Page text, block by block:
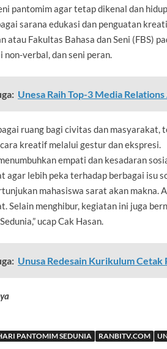
pantomim agar tetap dikenal dan
sarana edukasi dan penguatan
atau Fakultas Bahasa dan Seni (FBS)
non-verbal, dan seni peran.
Unesa Raih Top-3 Media
ruang bagi civitas dan
kreatif melalui gestur dan ekspresi.
empati dan kesadaran
agar lebih peka terhadap berbagai isu
mahasiswa sarat akan makna.
Selain menghibur, kegiatan ini juga
ucap Cak Hasan.
Unusa Redesain Kurikulum Cetak
PANTOMIM SEDUNIA RANBITV.COM